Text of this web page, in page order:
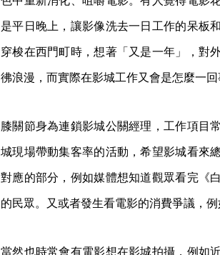
是平日晚上，讓影像洗去一日工作的呆板
穿梭在西門町時，想著「又是一年」，對
彿浪漫，而實際在影城工作又會是怎麼一回
膝關節身為連鎖影城公關經理，工作項目
城現場帶動集客率的活動，希望影城看來
對應的部分，例如媒體想知道觀眾看完《
的民眾。又或者發生看電影的消費爭議，
當然也時常會有電影想在影城拍攝，例如